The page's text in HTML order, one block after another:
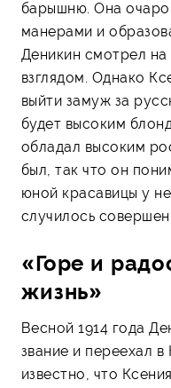
барышню. Она
манерами и
Деникин смотрел
взглядом. Однако
выйти замуж за
будет высоким
обладал высоким
был, так что он
юной красавицы у
случилось
«Горе и
жизнь»
Весной 1914 года
звание и переехал
известно, что